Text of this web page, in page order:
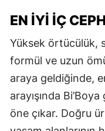
EN İYI İÇ
Yüksek örtücülük,
formül ve uzun
araya geldiğinde,
arayışında
öne çıkar. Doğru